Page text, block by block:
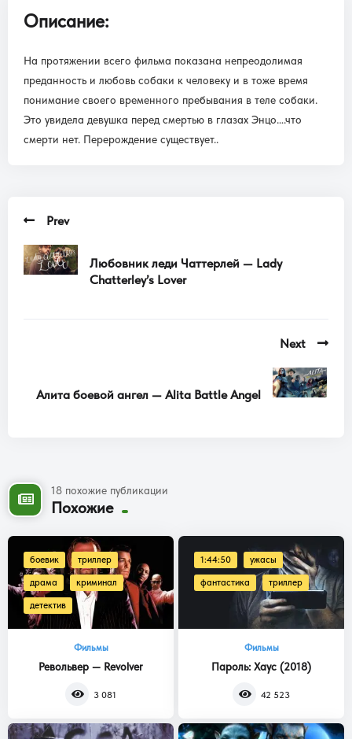
Описание:
На протяжении всего фильма показана непреодолимая
преданность и любовь собаки к человеку и в тоже время
понимание своего временного пребывания в теле собаки.
Это увидела девушка перед смертью в глазах Энцо….что
смерти нет. Перерождение существует..
Prev
Любовник леди Чаттерлей — Lady
Chatterley’s Lover
Next
Алита боевой ангел — Alita Battle Angel
18 похожие публикации
Похожие
боевик триллер
драма криминал
детектив
Фильмы
Револьвер — Revolver
3 081
1:44:50 ужасы
фантастика триллер
Фильмы
Пароль: Хаус (2018)
42 523